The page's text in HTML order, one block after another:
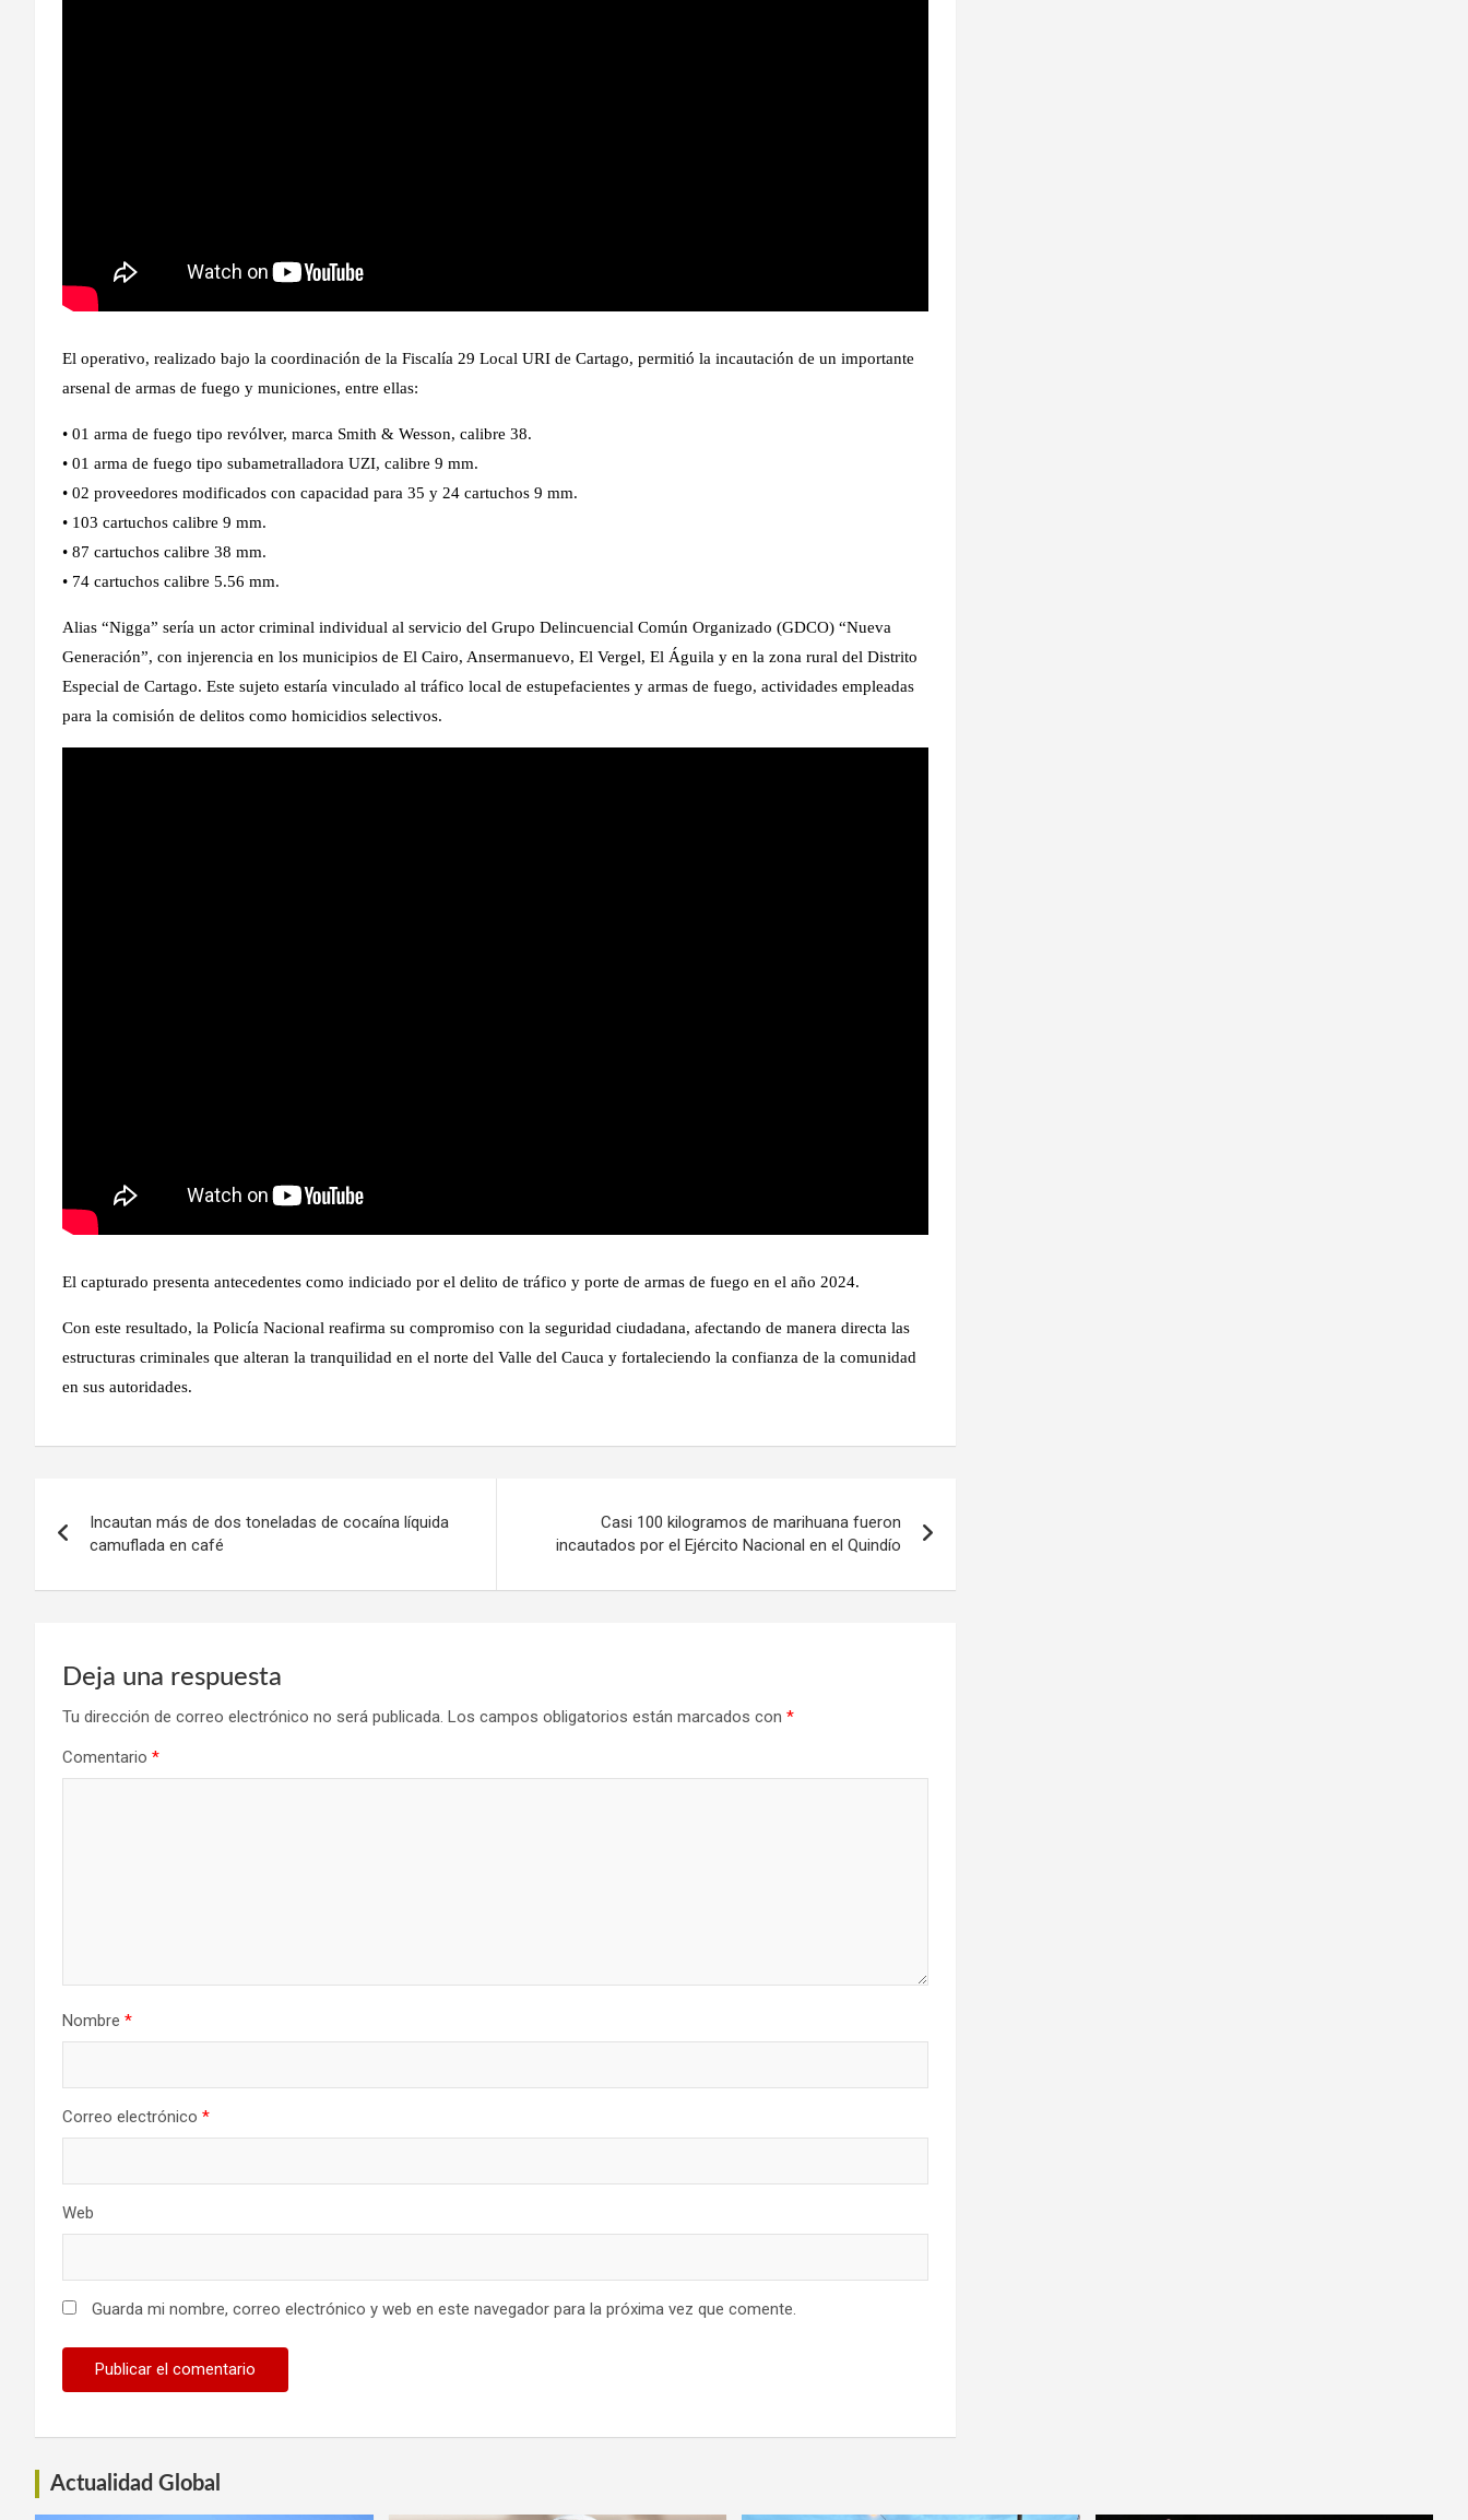
El operativo, realizado bajo la coordinación de la Fiscalía 29 Local URI de Cartago, permitió la incautación de un importante
arsenal de armas de fuego y municiones, entre ellas:
• 01 arma de fuego tipo revólver, marca Smith & Wesson, calibre 38.
• 01 arma de fuego tipo subametralladora UZI, calibre 9 mm.
• 02 proveedores modificados con capacidad para 35 y 24 cartuchos 9 mm.
• 103 cartuchos calibre 9 mm.
• 87 cartuchos calibre 38 mm.
• 74 cartuchos calibre 5.56 mm.
Alias “Nigga” sería un actor criminal individual al servicio del Grupo Delincuencial Común Organizado (GDCO) “Nueva
Generación”, con injerencia en los municipios de El Cairo, Ansermanuevo, El Vergel, El Águila y en la zona rural del Distrito
Especial de Cartago. Este sujeto estaría vinculado al tráfico local de estupefacientes y armas de fuego, actividades empleadas
para la comisión de delitos como homicidios selectivos.
El capturado presenta antecedentes como indiciado por el delito de tráfico y porte de armas de fuego en el año 2024.
Con este resultado, la Policía Nacional reafirma su compromiso con la seguridad ciudadana, afectando de manera directa las
estructuras criminales que alteran la tranquilidad en el norte del Valle del Cauca y fortaleciendo la confianza de la comunidad
en sus autoridades.
de
entradas
Incautan más de dos toneladas de cocaína líquida
camuflada en café
Casi 100 kilogramos de marihuana fueron
incautados por el Ejército Nacional en el Quindío
Deja una respuesta
Tu dirección de correo electrónico no será publicada. Los campos obligatorios están marcados con *
Comentario *
Nombre *
Correo electrónico *
Web
Guarda mi nombre, correo electrónico y web en este navegador para la próxima vez que comente.
Actualidad Global